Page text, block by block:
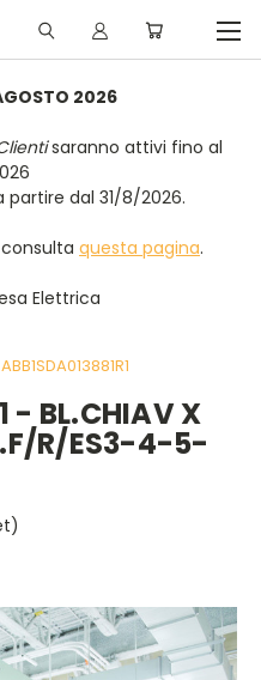
2026
saranno attivi fino al
dal 31/8/2026.
questa pagina.
Elettrica
ABB1SDA013881R1
- BL.CHIAV X
R/ES3-4-5-